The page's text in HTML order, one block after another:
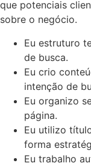
que potenciais
sobre o negócio.
Eu estruturo
de busca.
Eu crio
intenção de
Eu organizo
página.
Eu utilizo
forma
Eu trabalho